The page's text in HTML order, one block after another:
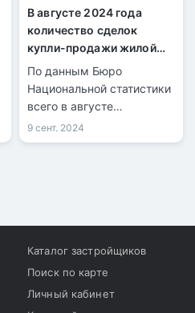
В августе 2024 года
количество сделок
купли-продажи жилой
недвижимости
увеличилось на 1,8%
По данным Бюро
Национальной статистики
всего в августе
количество
зарегистрированных
31 851 по квартирам в
многоквартирных домах.
9 сент. 2024
Каталог застройщиков
Поиск по карте
Личный кабинет